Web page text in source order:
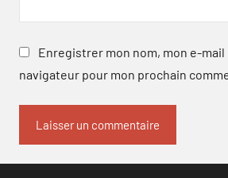
Enregistrer mon nom, mon e-
navigateur pour mon prochain